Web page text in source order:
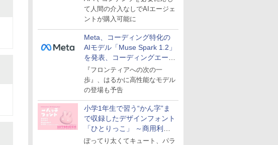
て人間の介入なしでAIエージェ
ントが購入可能に
Meta、コーディング特化の
AIモデル「Muse Spark 1.2」
を発表、コーディングエージ
ェント「Muse Code」も
『フロンティアへの次の一
歩』、はるかに高性能なモデル
の登場も予告
小学1年生で習う“かん字”ま
で収録したデザインフォント
「ひとりっこ」 ～商用利用
OK
ぽってり太くてキュート、パラ